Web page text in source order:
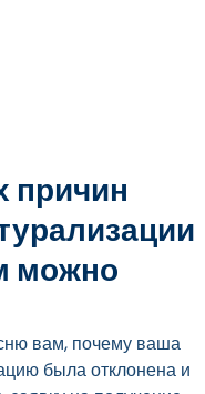
п
р
причин
можно
вам, почему ваша
была отклонена и